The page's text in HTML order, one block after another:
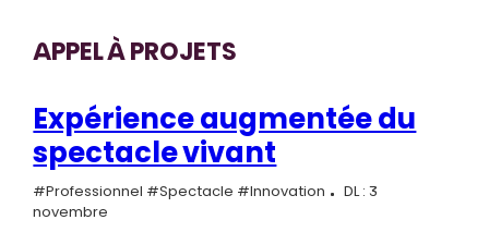
APPEL À PROJETS
Expérience augmentée du
spectacle vivant
#Professionnel #Spectacle #Innovation
DL : 3
novembre